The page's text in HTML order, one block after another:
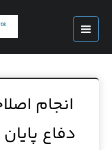
انجام
دفاع